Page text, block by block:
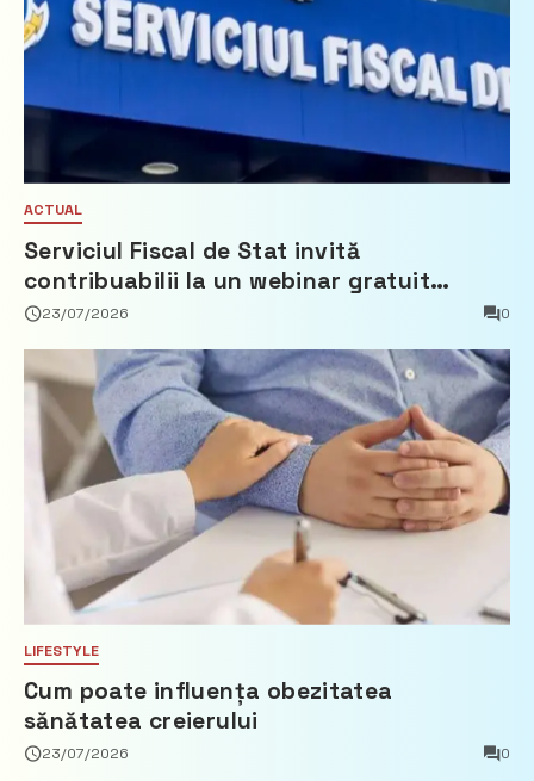
ACTUAL
Serviciul Fiscal de Stat invită
contribuabilii la un webinar gratuit
privind calculul impozitului pe bunurile
23/07/2026 0
LIFESTYLE
Cum poate influența obezitatea
sănătatea creierului
23/07/2026 0